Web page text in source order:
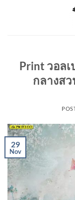
Print วอล
กลางส
29
Nov